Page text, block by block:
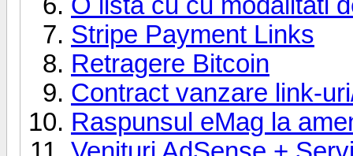
Stripe Payment Links
Retragere Bitcoin
Contract vanzare link-
Raspunsul eMag la